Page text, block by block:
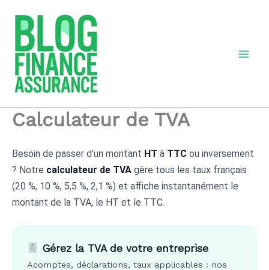
contenu
Calculateur de TVA
Besoin de passer d’un montant HT à TTC ou inversement
? Notre calculateur de TVA gère tous les taux français
(20 %, 10 %, 5,5 %, 2,1 %) et affiche instantanément le
montant de la TVA, le HT et le TTC.
Gérez la TVA de votre entreprise
Acomptes, déclarations, taux applicables : nos